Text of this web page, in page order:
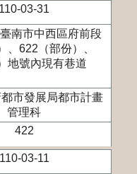
110-03-31
南市中西區府前段
、622（部份）、
地號內現有巷道
市發展局都市計畫
管理科
422
110-03-11